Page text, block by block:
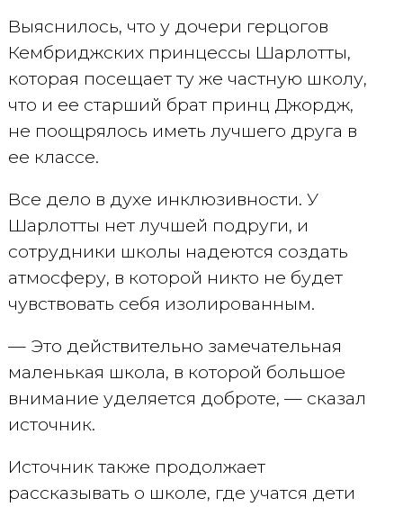
Выяснилось, что у дочери герцогов
Кембриджских принцессы Шарлотты,
которая посещает ту же частную школу,
что и ее старший брат принц Джордж,
не поощрялось иметь лучшего друга в
ее классе.
Все дело в духе инклюзивности. У
Шарлотты нет лучшей подруги, и
сотрудники школы надеются создать
атмосферу, в которой никто не будет
чувствовать себя изолированным.
— Это действительно замечательная
маленькая школа, в которой большое
внимание уделяется доброте, — сказал
источник.
Источник также продолжает
рассказывать о школе, где учатся дети